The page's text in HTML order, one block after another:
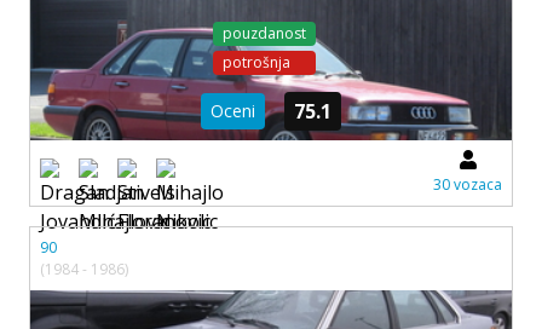
pouzdanost
potrošnja
Oceni 75.1
30 vozaca
90
(1984 - 1986)